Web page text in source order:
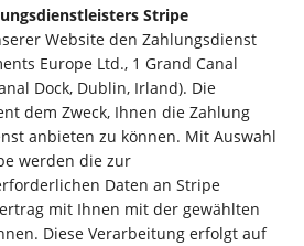
Stripe
Website den Zahlungsdienst
Europe Ltd., 1 Grand Canal
Dock, Dublin, Irland). Die
dem Zweck, Ihnen die Zahlung
anbieten zu können. Mit Auswahl
werden die zur
Daten an Stripe
mit Ihnen mit der gewählten
Diese Verarbeitung erfolgt auf